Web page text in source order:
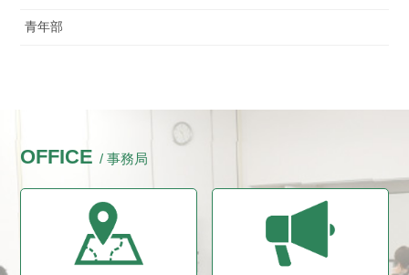
青年部
OFFICE / 事務局